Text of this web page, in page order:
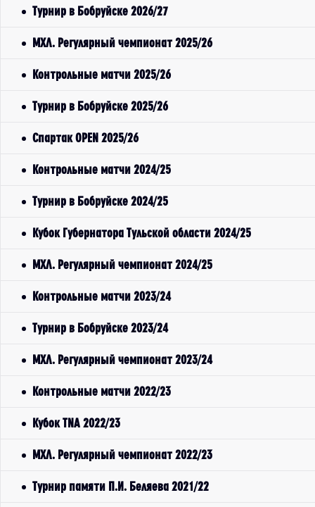
Турнир в Бобруйске 2026/27
МХЛ. Регулярный чемпионат 2025/26
Контрольные матчи 2025/26
Турнир в Бобруйске 2025/26
Спартак OPEN 2025/26
Контрольные матчи 2024/25
Турнир в Бобруйске 2024/25
Кубок Губернатора Тульской области 2024/25
МХЛ. Регулярный чемпионат 2024/25
Контрольные матчи 2023/24
Турнир в Бобруйске 2023/24
МХЛ. Регулярный чемпионат 2023/24
Контрольные матчи 2022/23
Кубок TNA 2022/23
МХЛ. Регулярный чемпионат 2022/23
Турнир памяти П.И. Беляева 2021/22